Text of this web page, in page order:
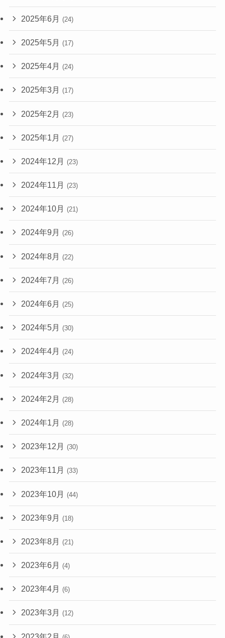
2025年6月 (24)
2025年5月 (17)
2025年4月 (24)
2025年3月 (17)
2025年2月 (23)
2025年1月 (27)
2024年12月 (23)
2024年11月 (23)
2024年10月 (21)
2024年9月 (26)
2024年8月 (22)
2024年7月 (26)
2024年6月 (25)
2024年5月 (30)
2024年4月 (24)
2024年3月 (32)
2024年2月 (28)
2024年1月 (28)
2023年12月 (30)
2023年11月 (33)
2023年10月 (44)
2023年9月 (18)
2023年8月 (21)
2023年6月 (4)
2023年4月 (6)
2023年3月 (12)